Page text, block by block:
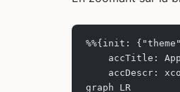
%%{init:
accTitle:
accDescr:
graph LR